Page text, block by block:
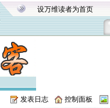
设万维读者为首页
发表日志 控制面板